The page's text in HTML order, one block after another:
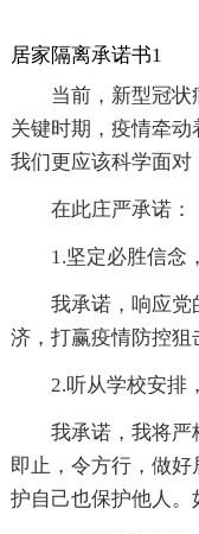
居家隔离承诺书1
当前，新型冠
关键时期，疫情牵动
我们更应该科学面对
在此庄严承诺：
1.坚定必胜信念
我承诺，响应党
济，打赢疫情防控狙
2.听从学校安排
我承诺，我将严
即止，令方行，做
护自己也保护他人。